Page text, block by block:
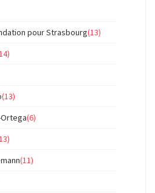
pour Strasbourg(13)
(13)
(6)
(11)